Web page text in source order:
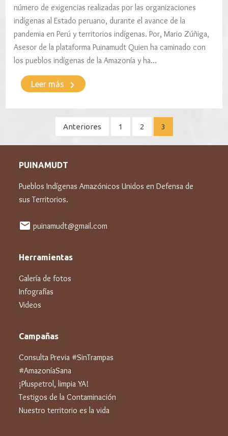
número de exigencias realizadas por las organizaciones
indígenas al Estado peruano, durante el avance de la
pandemia en Perú y territorios indígenas. Por, Mario Zúñiga,
Asesor de la plataforma Puinamudt Quien ha caminado con
los pueblos indígenas de la Amazonía y ha…
Leer más keyboard_arrow_right
PaginaciónAnteriores 1 2 3
PUINAMUDT
Pueblos Indígenas Amazónicos Unidos en Defensa de
sus Territorios.
mail puinamudt@gmail.com
Herramientas
Galería de fotos
Infografías
Videos
Campañas
Consulta Previa #SinTrampas
#AmazoníaSana
¡Pluspetrol, limpia YA!
Testigos de la Contaminación
Nuestro territorio es la vida